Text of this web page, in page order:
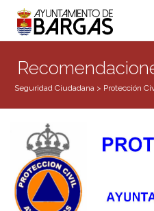
Seguridad Ciudadana> Protección